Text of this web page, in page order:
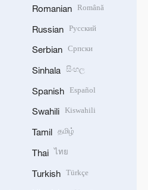
Romanian Română
Russian Русский
Serbian Српски
Sinhala සිංහල
Spanish Español
Swahili Kiswahili
Tamil தமிழ்
Thai ไทย
Turkish Türkçe